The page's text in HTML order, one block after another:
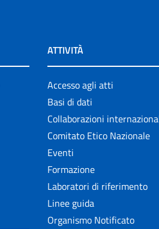
ATTIVITÀ
Accesso agli atti
Basi di dati
Collaborazioni
Comitato Etico Nazionale
Eventi
Formazione
Laboratori di riferimento
Linee guida
Organismo Notificato